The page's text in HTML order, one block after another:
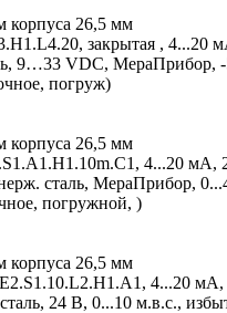
26,5 мм
закрытая , 4...20
9…33 VDC, МераПрибор, -
погруж)
26,5 мм
4...20 мА,
сталь, МераПрибор,
погружной, )
26,5 мм
4...20 мА,
24 В, 0...10 м.в.с.,